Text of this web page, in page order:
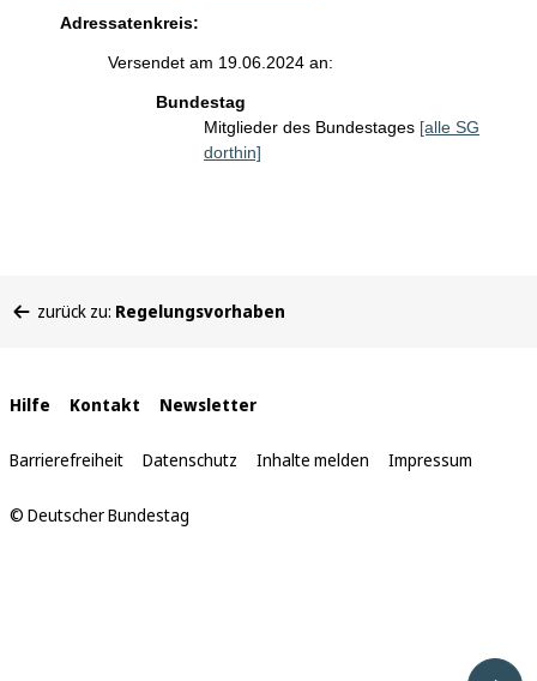
Adressatenkreis:
Versendet am 19.06.2024 an:
Bundestag
Mitglieder des Bundestages [alle SG
dorthin]
befinden
zurück zu: Regelungsvorhaben
Interne
Links
Hilfe Kontakt Newsletter
Barrierefreiheit Datenschutz Inhalte melden Impressum
© Deutscher Bundestag